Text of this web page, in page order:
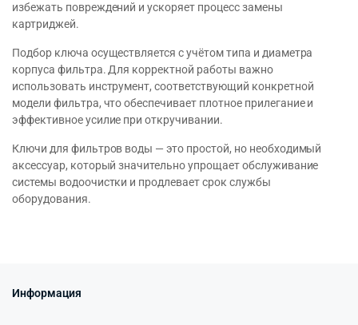
избежать повреждений и ускоряет процесс замены
картриджей.
Подбор ключа осуществляется с учётом типа и диаметра
корпуса фильтра. Для корректной работы важно
использовать инструмент, соответствующий конкретной
модели фильтра, что обеспечивает плотное прилегание и
эффективное усилие при откручивании.
Ключи для фильтров воды — это простой, но необходимый
аксессуар, который значительно упрощает обслуживание
системы водоочистки и продлевает срок службы
оборудования.
Информация